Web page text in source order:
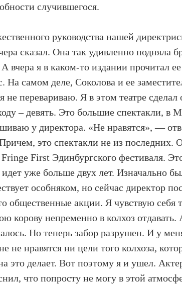
случившегося.
руководства нашей
сказал. Она так удивленно подняла
вчера я в каком-то издании прочитал
На самом деле, Соколова и ее
не перевариваю. Я в этом театре сделал
– девять. Это большие спектакли, в
у директора. «Не нравятся», —
Причем, это спектакли не из последних.
First Эдинбургского фестиваля.
уже больше двух лет. Изначально
особняком, но сейчас директор
общественные акции. Я чувствую себя
корову непременно в колхоз отдавать.
Но теперь забор разрушен. И у
не нравятся ни цели того колхоза,
это делает. Вот поэтому я и ушел.
что попросту не могу в этой